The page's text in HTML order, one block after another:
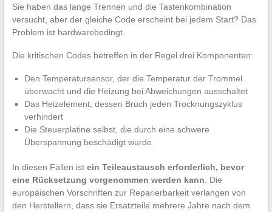
Sie haben das lange Trennen und die Tastenkombination
versucht, aber der gleiche Code erscheint bei jedem Start? Das
Problem ist hardwarebedingt.
Die kritischen Codes betreffen in der Regel drei Komponenten:
Den Temperatursensor, der die Temperatur der Trommel
überwacht und die Heizung bei Abweichungen ausschaltet
Das Heizelement, dessen Bruch jeden Trocknungszyklus
verhindert
Die Steuerplatine selbst, die durch eine schwere
Überspannung beschädigt wurde
In diesen Fällen ist ein Teileaustausch erforderlich, bevor
eine Rücksetzung vorgenommen werden kann . Die
europäischen Vorschriften zur Reparierbarkeit verlangen von
den Herstellern, dass sie Ersatzteile mehrere Jahre nach dem